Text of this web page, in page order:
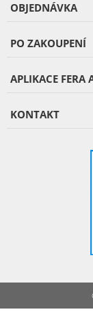
OBJEDNÁVKA
PO ZAKOUPENÍ
APLIKACE FERA
KONTAKT